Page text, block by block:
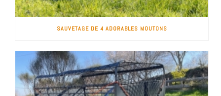
SAUVETAGE DE 4 ADORABLES MOUTONS